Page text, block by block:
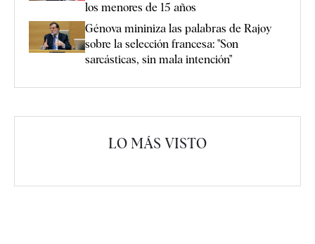
los menores de 15 años
Génova mininiza las palabras de Rajoy
sobre la selección francesa: "Son
sarcásticas, sin mala intención"
LO MÁS VISTO